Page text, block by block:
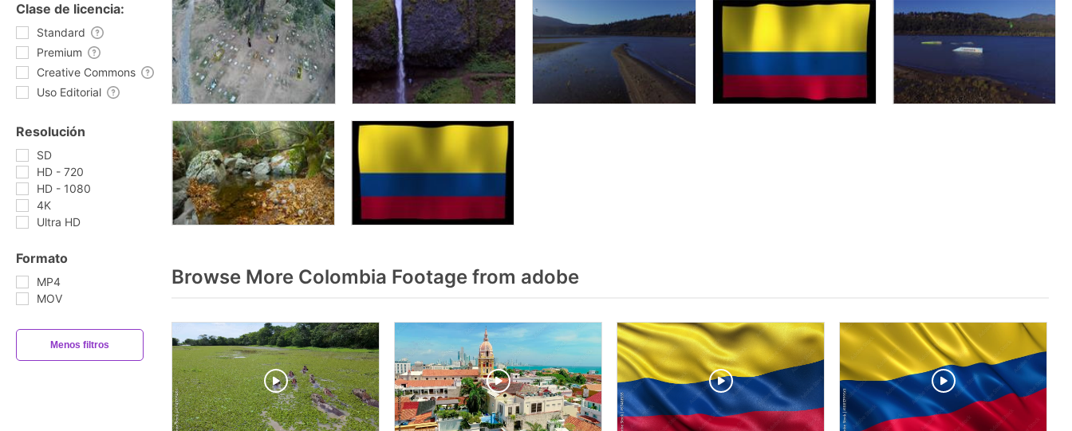
Clase de licencia:
Standard
Premium
Creative Commons
Uso Editorial
Resolución
SD
HD - 720
HD - 1080
4K
Ultra HD
Formato
MP4
MOV
Menos filtros
Browse More Colombia Footage from adobe